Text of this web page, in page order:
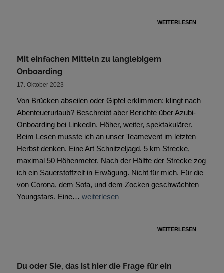
WEITERLESEN
Mit einfachen Mitteln zu langlebigem
Onboarding
17. Oktober 2023
Von Brücken abseilen oder Gipfel erklimmen: klingt nach
Abenteuerurlaub? Beschreibt aber Berichte über Azubi-
Onboarding bei LinkedIn. Höher, weiter, spektakulärer.
Beim Lesen musste ich an unser Teamevent im letzten
Herbst denken. Eine Art Schnitzeljagd. 5 km Strecke,
maximal 50 Höhenmeter. Nach der Hälfte der Strecke zog
ich ein Sauerstoffzelt in Erwägung. Nicht für mich. Für die
von Corona, dem Sofa, und dem Zocken geschwächten
Youngstars. Eine… weiterlesen
WEITERLESEN
Du oder Sie, das ist hier die Frage für ein